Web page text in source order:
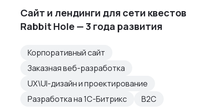
Сайт и лендинги для сети квестов
Rabbit Hole — 3 года развития
Корпоративный сайт
Заказная веб-разработка
UX\UI-дизайн и проектирование
Разработка на 1С-Битрикс
B2C